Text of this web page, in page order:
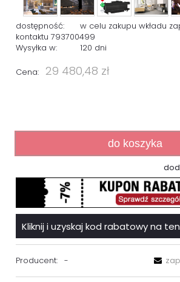
dostępność:
w celu zakupu wkładu
kontaktu 793700499
Wysyłka w:
120 dni
Cena: 29 480,48 zł
do koszyka
Kliknij i uzyskaj kod rabatowy na
Producent: -